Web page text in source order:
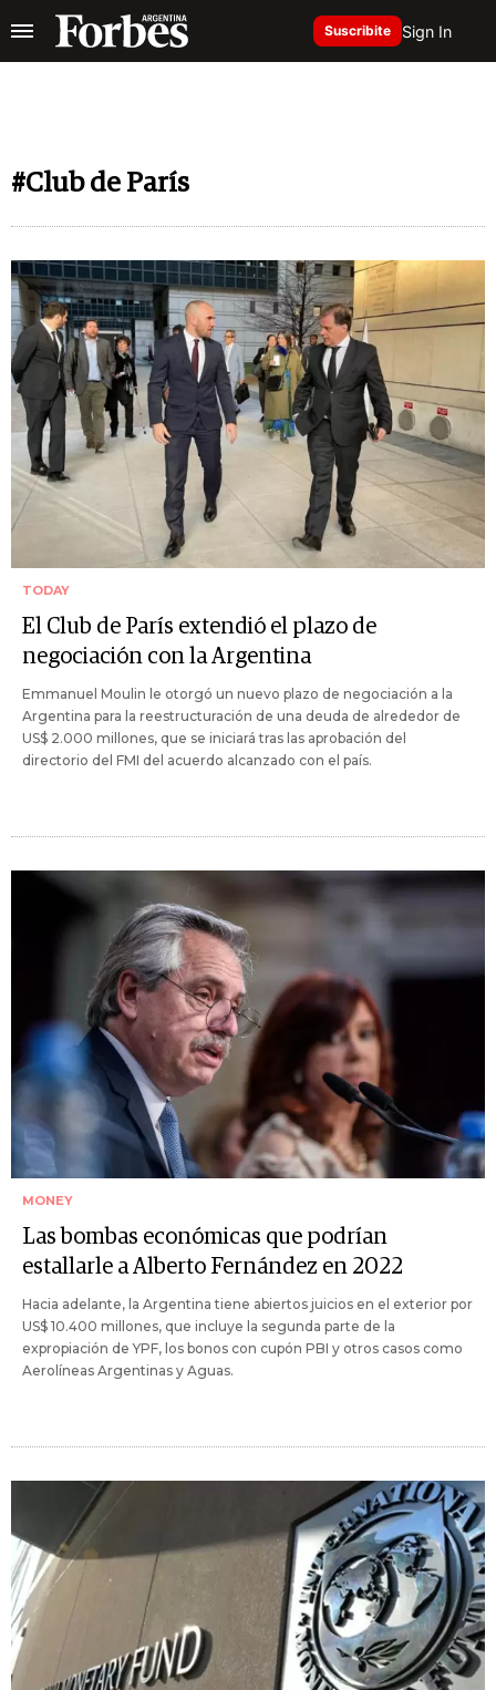
Suscribite Sign In
#Club de París
TODAY
El Club de París extendió el plazo de
negociación con la Argentina
Emmanuel Moulin le otorgó un nuevo plazo de negociación a la
Argentina para la reestructuración de una deuda de alrededor de
US$ 2.000 millones, que se iniciará tras las aprobación del
directorio del FMI del acuerdo alcanzado con el país.
MONEY
Las bombas económicas que podrían
estallarle a Alberto Fernández en 2022
Hacia adelante, la Argentina tiene abiertos juicios en el exterior por
US$ 10.400 millones, que incluye la segunda parte de la
expropiación de YPF, los bonos con cupón PBI y otros casos como
Aerolíneas Argentinas y Aguas.